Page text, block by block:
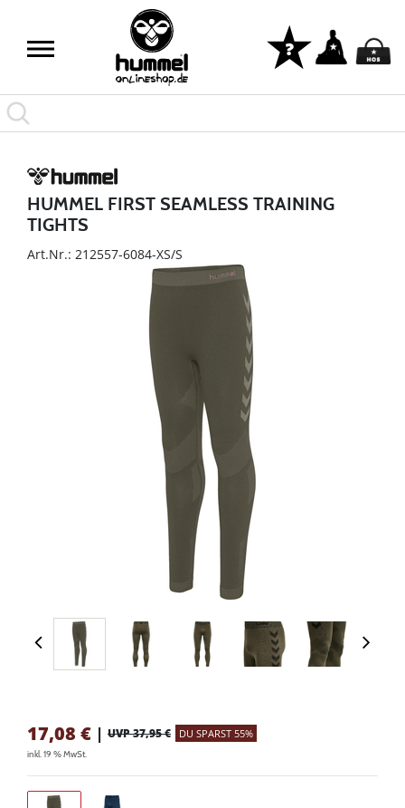
HUMMEL FIRST SEAMLESS TRAINING
TIGHTS
Art.Nr.: 212557-6084-XS/S
17,08 € | UVP 37,95 € DU SPARST 55%
inkl. 19 % MwSt.